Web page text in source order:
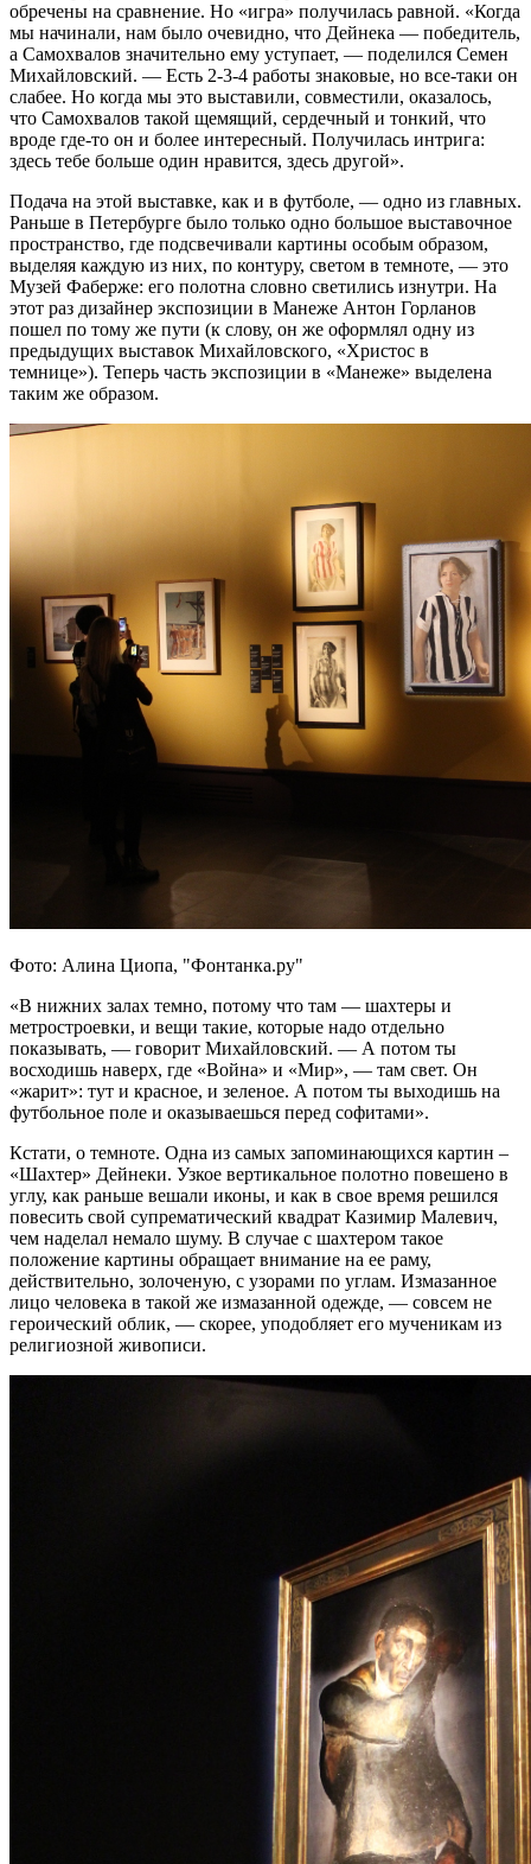
обречены на сравнение. Но «игра» получилась равной. «Когда
мы начинали, нам было очевидно, что Дейнека — победитель,
а Самохвалов значительно ему уступает, — поделился Семен
Михайловский. — Есть 2-3-4 работы знаковые, но все-таки он
слабее. Но когда мы это выставили, совместили, оказалось,
что Самохвалов такой щемящий, сердечный и тонкий, что
вроде где-то он и более интересный. Получилась интрига:
здесь тебе больше один нравится, здесь другой».
Подача на этой выставке, как и в футболе, — одно из главных.
Раньше в Петербурге было только одно большое выставочное
пространство, где подсвечивали картины особым образом,
выделяя каждую из них, по контуру, светом в темноте, — это
Музей Фаберже: его полотна словно светились изнутри. На
этот раз дизайнер экспозиции в Манеже Антон Горланов
пошел по тому же пути (к слову, он же оформлял одну из
предыдущих выставок Михайловского, «Христос в
темнице»). Теперь часть экспозиции в «Манеже» выделена
таким же образом.
Фото: Алина Циопа, "Фонтанка.ру"
«В нижних залах темно, потому что там — шахтеры и
метростроевки, и вещи такие, которые надо отдельно
показывать, — говорит Михайловский. — А потом ты
восходишь наверх, где «Война» и «Мир», — там свет. Он
«жарит»: тут и красное, и зеленое. А потом ты выходишь на
футбольное поле и оказываешься перед софитами».
Кстати, о темноте. Одна из самых запоминающихся картин –
«Шахтер» Дейнеки. Узкое вертикальное полотно повешено в
углу, как раньше вешали иконы, и как в свое время решился
повесить свой супрематический квадрат Казимир Малевич,
чем наделал немало шуму. В случае с шахтером такое
положение картины обращает внимание на ее раму,
действительно, золоченую, с узорами по углам. Измазанное
лицо человека в такой же измазанной одежде, — совсем не
героический облик, — скорее, уподобляет его мученикам из
религиозной живописи.